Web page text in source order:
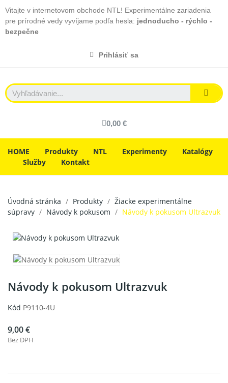
Vitajte v internetovom obchode NTL! Experimentálne zariadenia
pre prírodné vedy vyvíjame podľa hesla: jednoducho - rýchlo -
bezpečne
Prihlásiť sa
0,00 €
HOME Produkty NTL Experimenty
Katalógy
Služby
Kontakt
Úvodná stránka Produkty
Žiacke experimentálne
súpravy
Návody k pokusom Návody k pokusom Ultrazvuk
Návody k pokusom Ultrazvuk
Kód P9110-4U
9,00 €
Bez DPH